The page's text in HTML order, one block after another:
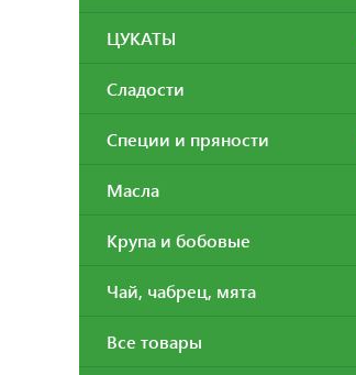
ЦУКАТЫ
Сладости
Специи и пряности
Масла
Крупа и бобовые
Чай, чабрец, мята
Все товары